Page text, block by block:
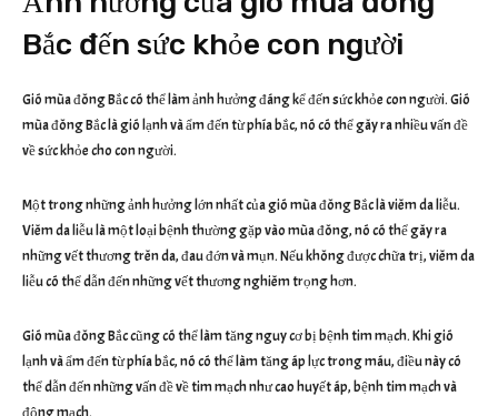
Bắc đến sức khỏe con người
Gió mùa đông Bắc có thể làm ảnh hưởng đáng kể đến sức khỏe con người. Gió
mùa đông Bắc là gió lạnh và ẩm đến từ phía bắc, nó có thể gây ra nhiều vấn đề
về sức khỏe cho con người.
Một trong những ảnh hưởng lớn nhất của gió mùa đông Bắc là viêm da liễu.
Viêm da liễu là một loại bệnh thường gặp vào mùa đông, nó có thể gây ra
những vết thương trên da, đau đớn và mụn. Nếu không được chữa trị, viêm da
liễu có thể dẫn đến những vết thương nghiêm trọng hơn.
Gió mùa đông Bắc cũng có thể làm tăng nguy cơ bị bệnh tim mạch. Khi gió
lạnh và ẩm đến từ phía bắc, nó có thể làm tăng áp lực trong máu, điều này có
thể dẫn đến những vấn đề về tim mạch như cao huyết áp, bệnh tim mạch và
động mạch.